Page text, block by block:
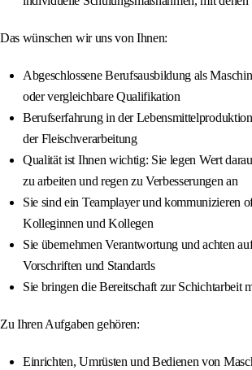
Das wünschen wir uns von Ihnen:
Abgeschlossene Berufsausbildung als
oder vergleichbare Qualifikation
Berufserfahrung in der
der Fleischverarbeitung
Qualität ist Ihnen wichtig: Sie legen Wert
zu arbeiten und regen zu Verbesserungen an
Sie sind ein Teamplayer und kommunizieren
Kolleginnen und Kollegen
Sie übernehmen Verantwortung und achten
Vorschriften und Standards
Sie bringen die Bereitschaft zur Schichtarbeit
Zu Ihren Aufgaben gehören:
Einrichten, Umrüsten und Bedienen von